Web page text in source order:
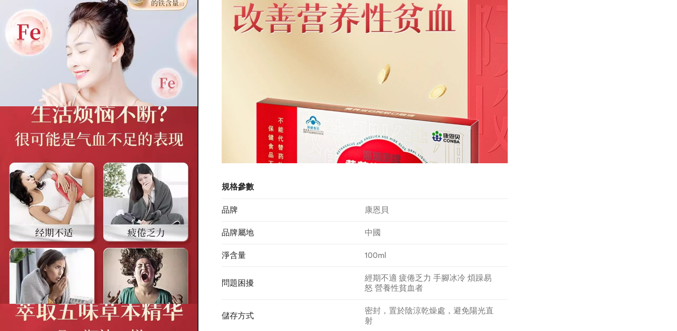
規格參數
品牌 康恩貝
品牌屬地 中國
淨含量 100ml
問題困擾
經期不適 疲倦乏力 手腳冰冷 煩躁易
怒 營養性貧血者
儲存方式
密封，置於陰涼乾燥處，避免陽光直
射